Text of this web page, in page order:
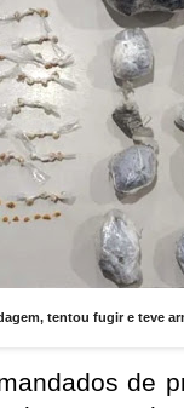
tentou fugir e teve
de